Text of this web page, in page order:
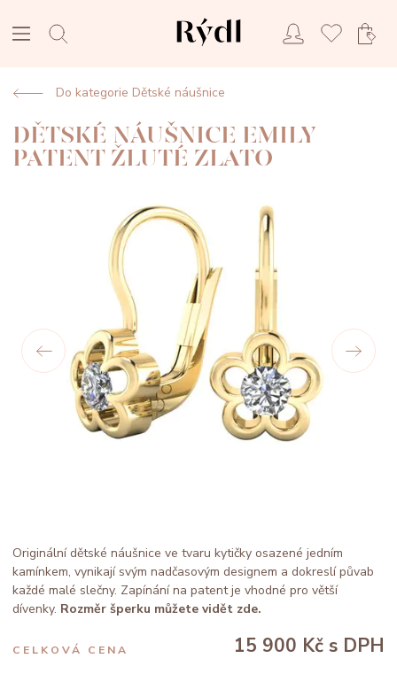
Do kategorie Dětské náušnice
DĚTSKÉ NÁUŠNICE EMILY
PATENT ŽLUTÉ ZLATO
Originální dětské náušnice ve tvaru kytičky osazené jedním
kamínkem, vynikají svým nadčasovým designem a dokreslí půvab
každé malé slečny. Zapínání na patent je vhodné pro větší
dívenky. Rozměr šperku můžete vidět zde.
CELKOVÁ CENA 15 900 Kč s DPH